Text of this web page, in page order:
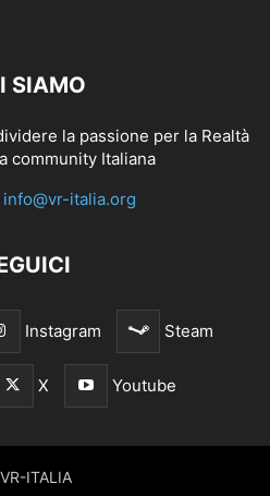
SIAMO
la passione per la Realtà
community Italiana
info@vr-italia.org
Instagram Steam
X Youtube
ITALIA